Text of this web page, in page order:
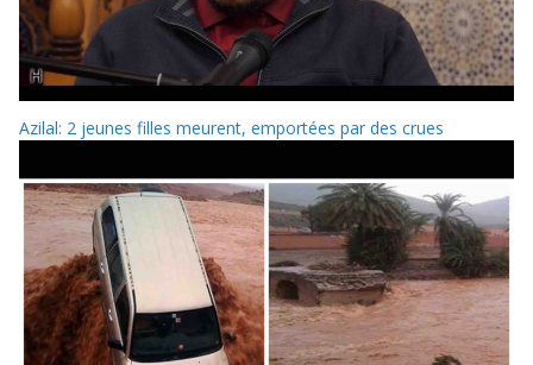
Azilal: 2 jeunes filles meurent, emportées par des crues